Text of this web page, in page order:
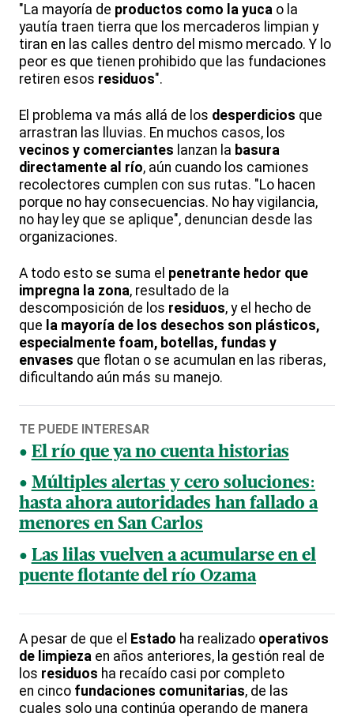
"La mayoría de productos como la yuca o la
yautía traen tierra que los mercaderos limpian y
tiran en las calles dentro del mismo mercado. Y lo
peor es que tienen prohibido que las fundaciones
retiren esos residuos".
El problema va más allá de los desperdicios que
arrastran las lluvias. En muchos casos, los
vecinos y comerciantes lanzan la basura
directamente al río, aún cuando los camiones
recolectores cumplen con sus rutas. "Lo hacen
porque no hay consecuencias. No hay vigilancia,
no hay ley que se aplique", denuncian desde las
organizaciones.
A todo esto se suma el penetrante hedor que
impregna la zona, resultado de la
descomposición de los residuos, y el hecho de
que la mayoría de los desechos son plásticos,
especialmente foam, botellas, fundas y
envases que flotan o se acumulan en las riberas,
dificultando aún más su manejo.
TE PUEDE INTERESAR
El río que ya no cuenta historias
Múltiples alertas y cero soluciones:
hasta ahora autoridades han fallado a
menores en San Carlos
Las lilas vuelven a acumularse en el
puente flotante del río Ozama
A pesar de que el Estado ha realizado operativos
de limpieza en años anteriores, la gestión real de
los residuos ha recaído casi por completo
en cinco fundaciones comunitarias, de las
cuales solo una continúa operando de manera